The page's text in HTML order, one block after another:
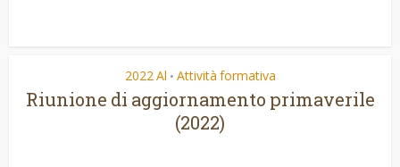
2022 Al • Attività formativa
Riunione di aggiornamento primaverile
(2022)